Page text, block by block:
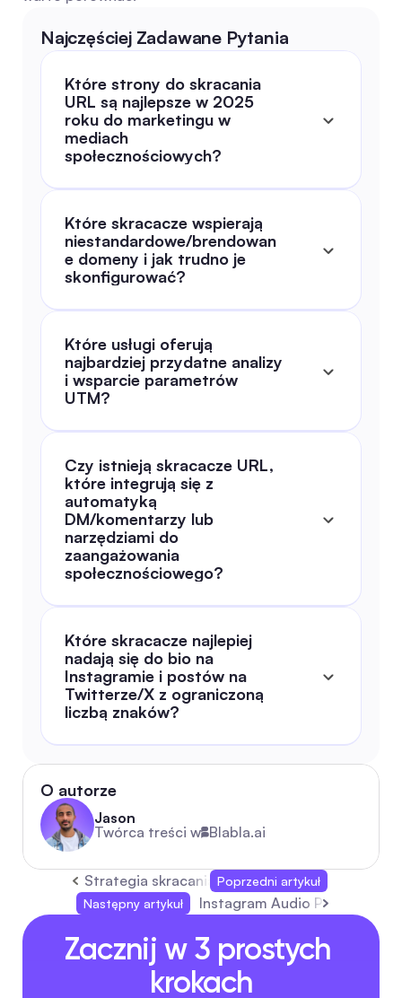
Najczęściej Zadawane Pytania
Które strony do skracania
URL są najlepsze w 2025
roku do marketingu w
mediach
społecznościowych?
Które skracacze wspierają
niestandardowe/brendowan
e domeny i jak trudno je
skonfigurować?
Które usługi oferują
najbardziej przydatne analizy
i wsparcie parametrów
UTM?
Czy istnieją skracacze URL,
które integrują się z
automatyką
DM/komentarzy lub
narzędziami do
zaangażowania
społecznościowego?
Które skracacze najlepiej
nadają się do bio na
Instagramie i postów na
Twitterze/X z ograniczoną
liczbą znaków?
O autorze
Jason
Twórca treści w Blabla.ai
Strategia skracania URL: Kompletny
Poprzedni artykuł
Następny artykuł
Instagram Audio Playbook
Zacznij w 3 prostych
krokach